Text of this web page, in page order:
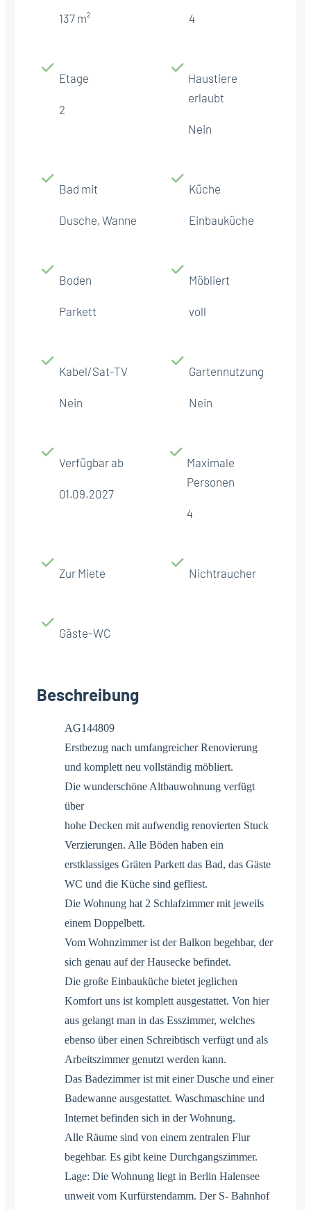
137 m² 4
Etage
2
Haustiere
erlaubt
Nein
Bad mit
Dusche, Wanne
Küche
Einbauküche
Boden
Parkett
Möbliert
voll
Kabel/Sat-TV
Nein
Gartennutzung
Nein
Verfügbar ab
01.09.2027
Maximale
Personen
4
Zur Miete Nichtraucher
Gäste-WC
Beschreibung
AG144809
Erstbezug nach umfangreicher Renovierung
und komplett neu vollständig möbliert.
Die wunderschöne Altbauwohnung verfügt
über
hohe Decken mit aufwendig renovierten Stuck
Verzierungen. Alle Böden haben ein
erstklassiges Gräten Parkett das Bad, das Gäste
WC und die Küche sind gefliest.
Die Wohnung hat 2 Schlafzimmer mit jeweils
einem Doppelbett.
Vom Wohnzimmer ist der Balkon begehbar, der
sich genau auf der Hausecke befindet.
Die große Einbauküche bietet jeglichen
Komfort uns ist komplett ausgestattet. Von hier
aus gelangt man in das Esszimmer, welches
ebenso über einen Schreibtisch verfügt und als
Arbeitszimmer genutzt werden kann.
Das Badezimmer ist mit einer Dusche und einer
Badewanne ausgestattet. Waschmaschine und
Internet befinden sich in der Wohnung.
Alle Räume sind von einem zentralen Flur
begehbar. Es gibt keine Durchgangszimmer.
Lage: Die Wohnung liegt in Berlin Halensee
unweit vom Kurfürstendamm. Der S- Bahnhof